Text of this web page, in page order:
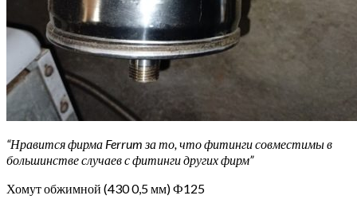
“Нравится фирма Ferrum за то, что фитинги совместимы в
большинстве случаев с фитинги других фирм”
Хомут обжимной (430 0,5 мм) Ф125